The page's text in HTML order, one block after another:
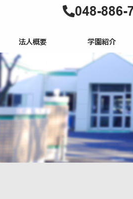
法人概要
理事長挨拶
経営理念・方針
情報公開
個人情報保護の基本方針
学園紹介
学園概要
学園行事の紹介
利用申し込み
学園だより
年間行事予定表